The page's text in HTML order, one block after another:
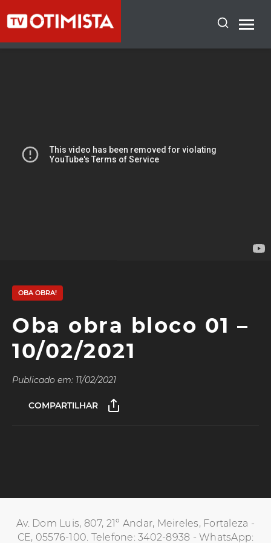
OBA OBRA!
Oba obra bloco 01 –
10/02/2021
Publicado em: 11/02/2021
COMPARTILHAR
Av. Dom Luis, 807, 21º Andar, Meireles, Fortaleza -
CE, 05576-100. Telefone: 3402-8938 - WhatsApp: